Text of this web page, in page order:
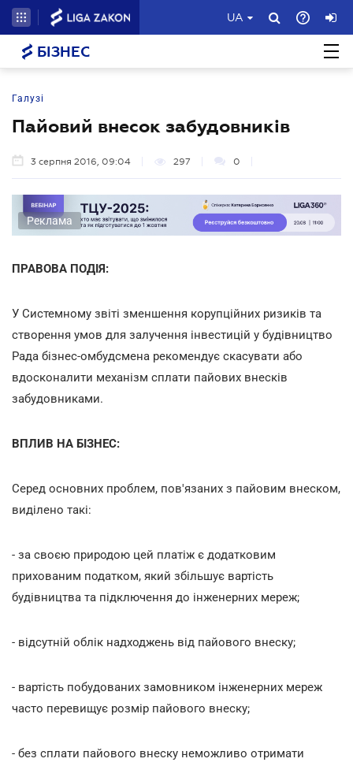
UA
БІЗНЕС
Галузі
Пайовий внесок забудовників
3 серпня 2016, 09:04 297 0
Реклама
ПРАВОВА ПОДІЯ:
У Системному звіті зменшення корупційних ризиків та
створення умов для залучення інвестицій у будівництво
Рада бізнес-омбудсмена рекомендує скасувати або
вдосконалити механізм сплати пайових внесків
забудовниками.
ВПЛИВ НА БІЗНЕС:
Серед основних проблем, пов'язаних з пайовим внеском,
виділено такі:
- за своєю природою цей платіж є додатковим
прихованим податком, який збільшує вартість
будівництва та підключення до інженерних мереж;
- відсутній облік надходжень від пайового внеску;
- вартість побудованих замовником інженерних мереж
часто перевищує розмір пайового внеску;
- без сплати пайового внеску неможливо отримати